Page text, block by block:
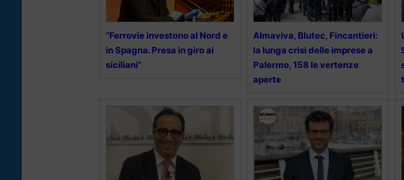
“Ferrovie investono al Nord e
in Spagna. Presa in giro ai
siciliani”
Almaviva, Blutec, Fincantieri:
la lunga crisi delle imprese a
Palermo, 158 le vertenze
aperte